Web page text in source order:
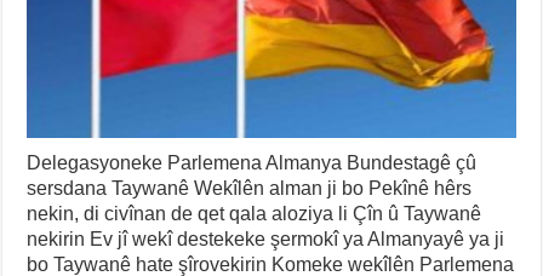
Delegasyoneke Parlemena Almanya Bundestagê çû
sersdana Taywanê Wekîlên alman ji bo Pekînê hêrs
nekin, di civînan de qet qala aloziya li Çîn û Taywanê
nekirin Ev jî wekî destekeke şermokî ya Almanyayê ya ji
bo Taywanê hate şîrovekirin Komeke wekîlên Parlemena